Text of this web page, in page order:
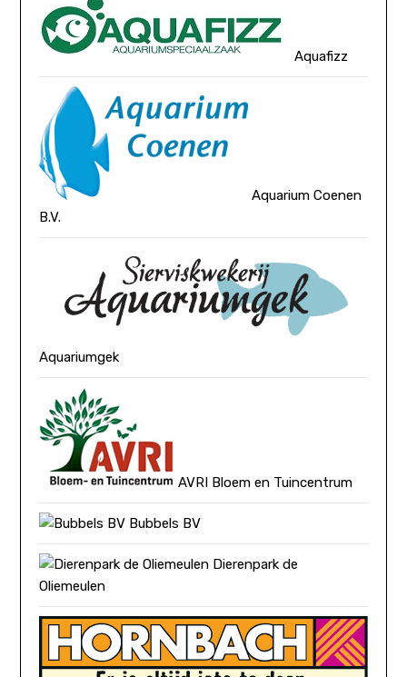
Aquafizz
Aquarium Coenen
B.V.
Aquariumgek
AVRI Bloem en Tuincentrum
Bubbels BV
Dierenpark de
Oliemeulen